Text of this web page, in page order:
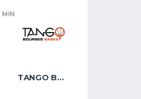
MIN
TANGO BOURGES BASKET